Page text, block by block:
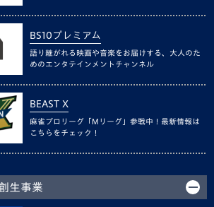
BS10プレミアム
語り継がれる映画や音楽をお届けする、大人のた
めのエンタテインメントチャンネル
BEAST X
麻雀プロリーグ「Mリーグ」参戦中！最新情報は
こちらをチェック！
生事業